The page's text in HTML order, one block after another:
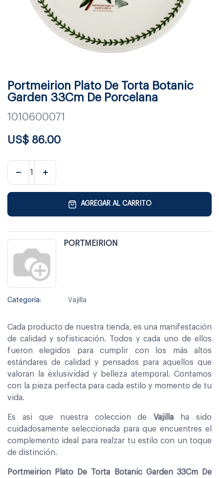
Portmeirion Plato De Torta Botanic
Garden 33Cm De Porcelana
1010600071
US$ 86.00
AGREGAR AL CARRITO
PORTMEIRION
Categoría: Vajilla
Cada producto de nuestra tienda, es una manifestación
de calidad y sofisticación. Todos y cada uno de ellos
fueron elegidos para cumplir con los más altos
estándares de calidad y pensados para aquellos que
valoran la exlusividad y belleza atemporal. Contamos
con la pieza perfecta para cada estilo y momento de tu
vida.
Es asi que nuestra coleccion deVajilla ha sido
cuidadosamente seleccionada para que encuentres el
complemento ideal para realzar tu estilo con un toque
de distinción.
Portmeirion Plato De Torta Botanic Garden 33Cm De